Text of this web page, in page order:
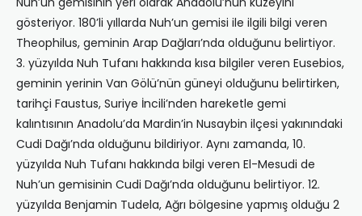
gösteriyor. 180’li yıllarda Nuh’un gemisi ile ilgili bilgi veren
Theophilus, geminin Arap Dağları’nda olduğunu belirtiyor.
3. yüzyılda Nuh Tufanı hakkında kısa bilgiler veren Eusebios,
geminin yerinin Van Gölü’nün güneyi olduğunu belirtirken,
tarihçi Faustus, Suriye İncili’nden hareketle gemi
kalıntısının Anadolu’da Mardin’in Nusaybin ilçesi yakınındaki
Cudi Dağı’nda olduğunu bildiriyor. Aynı zamanda, 10.
yüzyılda Nuh Tufanı hakkında bilgi veren El-Mesudi de
Nuh’un gemisinin Cudi Dağı’nda olduğunu belirtiyor. 12.
yüzyılda Benjamin Tudela, Ağrı bölgesine yapmış olduğu 2